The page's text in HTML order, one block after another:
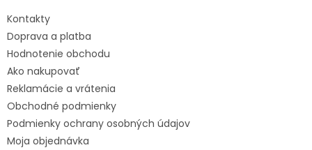
Kontakty
Doprava a platba
Hodnotenie obchodu
Ako nakupovať
Reklamácie a vrátenia
Obchodné podmienky
Podmienky ochrany osobných údajov
Moja objednávka